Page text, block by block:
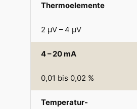
Thermoelemente
2 μV – 4 μV
4 – 20 mA
0,01 bis 0,02 %
Temperatur-